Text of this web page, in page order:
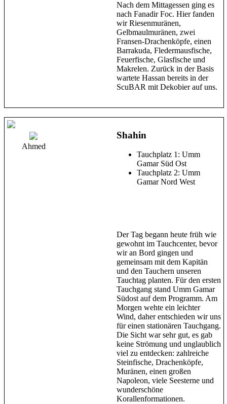
Nach dem Mittagessen ging es
nach Fanadir Foc. Hier fanden
wir Riesenmuränen,
Gelbmaulmuränen, zwei
Fransen-Drachenköpfe, einen
Barrakuda, Fledermausfische,
Feuerfische, Glasfische und
Makrelen. Zurück in der Basis
wartete Hassan bereits in der
ScuBAR mit Dekobier auf uns.
Ahmed
Shahin
Tauchplatz 1: Umm
Gamar Süd Ost
Tauchplatz 2: Umm
Gamar Nord West
Der Tag begann heute früh wie
gewohnt im Tauchcenter, bevor
wir an Bord gingen und
gemeinsam mit dem Kapitän
und den Tauchern unseren
Tauchtag planten. Für den ersten
Tauchgang stand Umm Gamar
Südost auf dem Programm. Am
Morgen wehte ein leichter
Wind, daher entschieden wir uns
für einen stationären Tauchgang.
Die Sicht war sehr gut, es gab
keine Strömung und unglaublich
viel zu entdecken: zahlreiche
Steinfische, Drachenköpfe,
Muränen, einen großen
Napoleon, viele Seesterne und
wunderschöne
Korallenformationen.